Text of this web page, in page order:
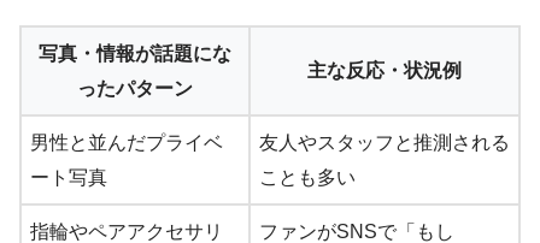
写真・情報が話題にな
ったパターン
主な反応・状況例
男性と並んだプライベ
ート写真
友人やスタッフと推測される
ことも多い
指輪やペアアクセサリ
ファンがSNSで「もし